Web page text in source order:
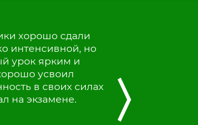
хорошо сдали
интенсивной, но
урок ярким и
усвоил
в своих силах
на экзамене.
〉